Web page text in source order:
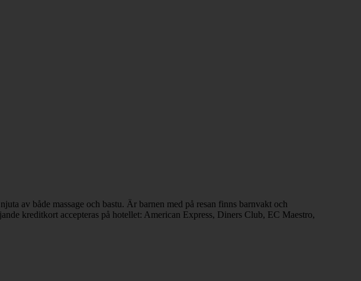
av både massage och bastu. Är barnen med på resan finns barnvakt och
kreditkort accepteras på hotellet: American Express, Diners Club, EC Maestro,